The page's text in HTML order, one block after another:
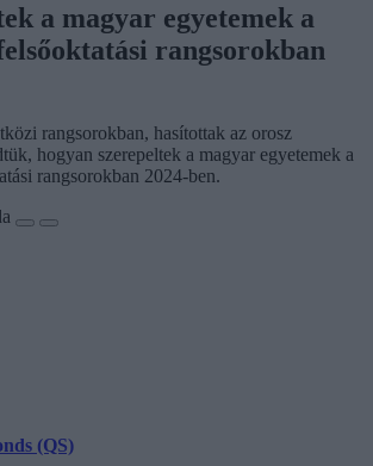
a magyar egyetemek a
rangsorokban
rangsorokban, hasítottak az orosz
hogyan szerepeltek a magyar egyetemek a
rangsorokban 2024-ben.
(QS)